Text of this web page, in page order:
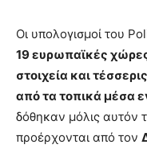
Οι υπολογισμοί του
19 ευρωπαϊκές
στοιχεία και
από τα τοπικά μέσα
δόθηκαν μόλις αυτόν
προέρχονται από τον